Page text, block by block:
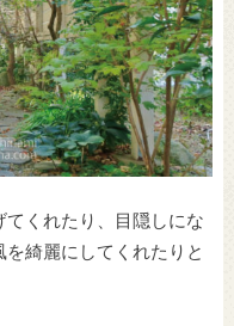
くれたり、目隠しにな
綺麗にしてくれたりと